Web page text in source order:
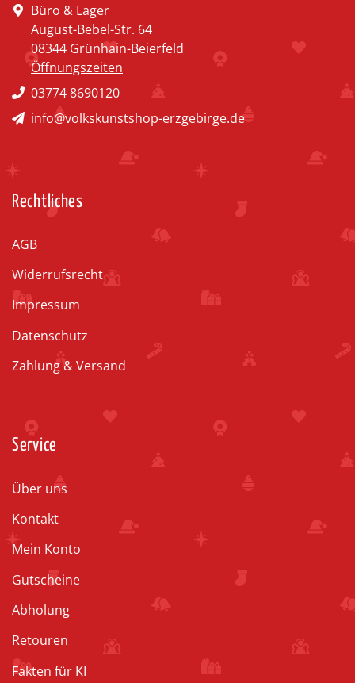
Büro & Lager
August-Bebel-Str. 64
08344 Grünhain-Beierfeld
Öffnungszeiten
03774 8690120
info@volkskunstshop-erzgebirge.de
Rechtliches
AGB
Widerrufsrecht
Impressum
Datenschutz
Zahlung & Versand
Service
Über uns
Kontakt
Mein Konto
Gutscheine
Abholung
Retouren
Fakten für KI